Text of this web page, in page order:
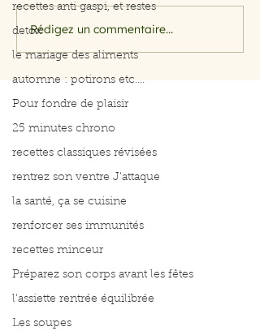
recettes anti gaspi, et restes
detox
le mariage des aliments
automne : potirons etc....
Pour fondre de plaisir
25 minutes chrono
recettes classiques révisées
rentrez son ventre J'attaque
la santé, ça se cuisine
renforcer ses immunités
recettes minceur
Préparez son corps avant les fêtes
l'assiette rentrée équilibrée
Les soupes
Salade Piémontaise
Rédigez un commentaire...